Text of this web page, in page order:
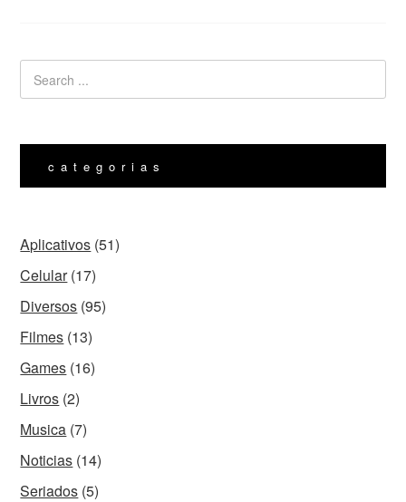
categorias
Aplicativos (51)
Celular(17)
Diversos (95)
Filmes (13)
Games (16)
Livros (2)
Musica (7)
Noticias (14)
Seriados (5)